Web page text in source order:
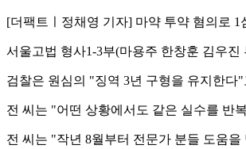
[더팩트ㅣ정채영 기자] 마약 투약 혐의로
서울고법 형사1-3부(마용주 한창훈 김우
검찰은 원심의 "징역 3년 구형을 유지한다"
전 씨는 "어떤 상황에서도 같은 실수를 반
전 씨는 "작년 8월부터 전문가 분들 도움